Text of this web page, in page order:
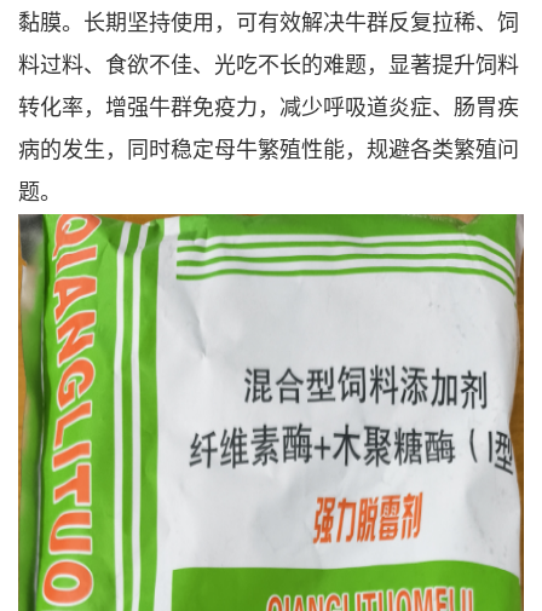
黏膜。长期坚持使用，可有效解决牛群反复拉稀、饲
料过料、食欲不佳、光吃不长的难题，显著提升饲料
转化率，增强牛群免疫力，减少呼吸道炎症、肠胃疾
病的发生，同时稳定母牛繁殖性能，规避各类繁殖问
题。